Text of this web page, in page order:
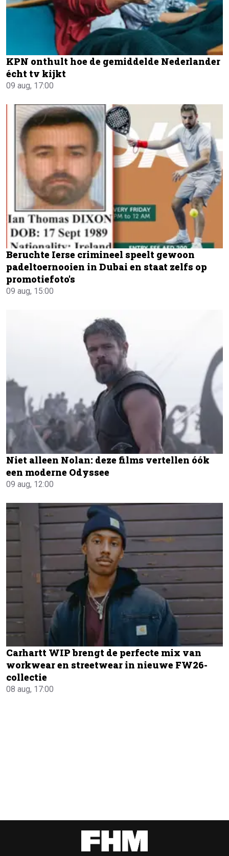
KPN onthult hoe de gemiddelde Nederlander
écht tv kijkt
09 aug, 17:00
Beruchte Ierse crimineel speelt gewoon
padeltoernooien in Dubai en staat zelfs op
promotiefoto's
09 aug, 15:00
Niet alleen Nolan: deze films vertellen óók
een moderne Odyssee
09 aug, 12:00
Carhartt WIP brengt de perfecte mix van
workwear en streetwear in nieuwe FW26-
collectie
08 aug, 17:00